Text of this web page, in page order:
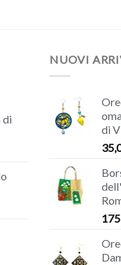
di
NUOVI
di